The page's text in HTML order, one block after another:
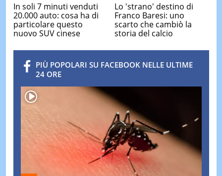
In soli 7 minuti venduti
20.000 auto: cosa ha di
particolare questo
nuovo SUV cinese
Lo 'strano' destino di
Franco Baresi: uno
scarto che cambiò la
storia del calcio
PIÙ POPOLARI SU FACEBOOK NELLE ULTIME
24 ORE